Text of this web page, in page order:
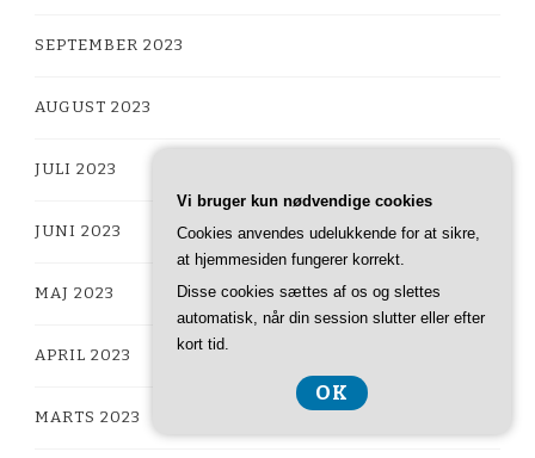
SEPTEMBER 2023
AUGUST 2023
JULI 2023
JUNI 2023
MAJ 2023
APRIL 2023
MARTS 2023
Vi bruger kun nødvendige cookies
Cookies anvendes udelukkende for at sikre,
at hjemmesiden fungerer korrekt.
Disse cookies sættes af os og slettes
automatisk, når din session slutter eller efter
kort tid.
OK